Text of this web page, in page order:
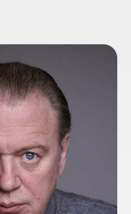
– советский и
и кино